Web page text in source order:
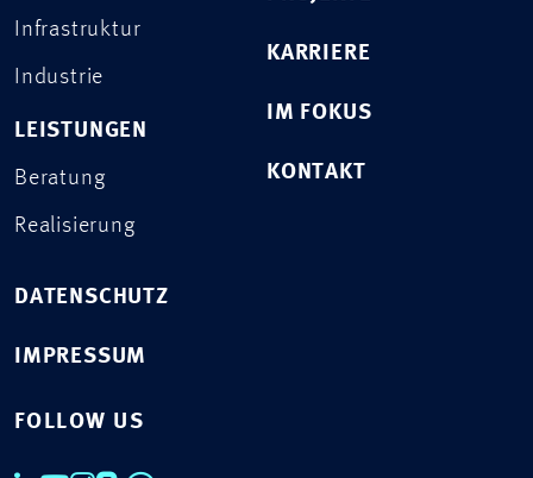
Infrastruktur
Industrie
LEISTUNGEN
Beratung
Realisierung
KARRIERE
IM FOKUS
KONTAKT
DATENSCHUTZ
IMPRESSUM
FOLLOW US